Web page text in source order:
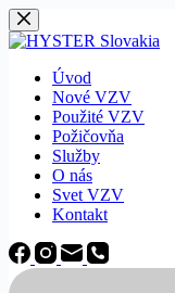
Späť
na
Úvod
Nové VZV
Použité VZV
Požičovňa
Služby
O nás
Svet VZV
Kontakt